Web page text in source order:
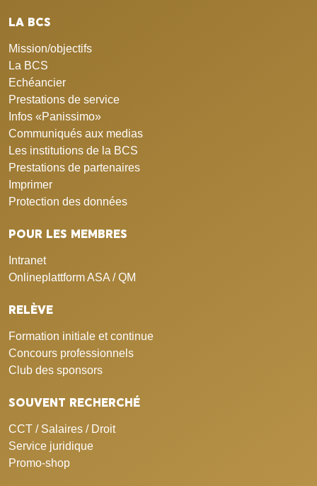
LA BCS
Mission/objectifs
La BCS
Echéancier
Prestations de service
Infos «Panissimo»
Communiqués aux medias
Les institutions de la BCS
Prestations de partenaires
Imprimer
Protection des données
POUR LES MEMBRES
Intranet
Onlineplattform ASA / QM
RELÈVE
Formation initiale et continue
Concours professionnels
Club des sponsors
SOUVENT RECHERCHÉ
CCT / Salaires / Droit
Service juridique
Promo-shop